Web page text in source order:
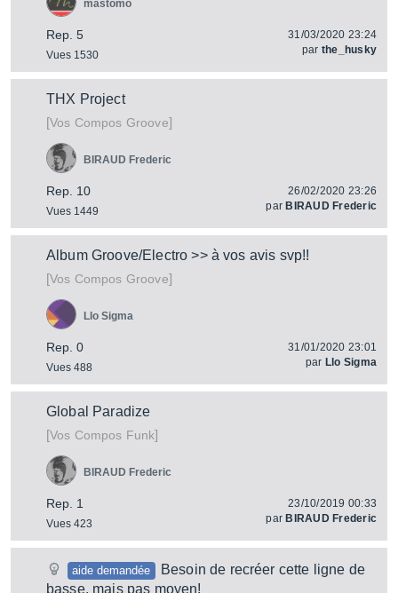
Rep. 5
Vues 1530
mastomo
31/03/2020 23:24
par the_husky
THX Project
[Vos Compos Groove]
Rep. 10
Vues 1449
BIRAUD Frederic
26/02/2020 23:26
par BIRAUD Frederic
Album Groove/Electro >> à vos avis svp!!
[Vos Compos Groove]
Rep. 0
Vues 488
Llo Sigma
31/01/2020 23:01
par Llo Sigma
Global Paradize
[Vos Compos Funk]
Rep. 1
Vues 423
BIRAUD Frederic
23/10/2019 00:33
par BIRAUD Frederic
aide demandée
Besoin de recréer cette ligne de
basse, mais pas moyen!